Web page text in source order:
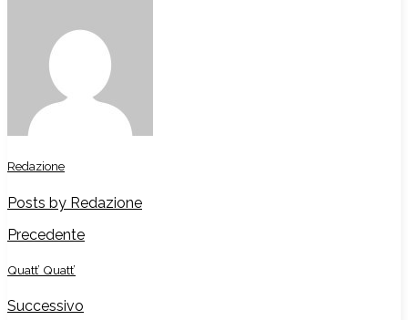
Redazione
Posts by Redazione
Precedente
Quatt’ Quatt’
Successivo